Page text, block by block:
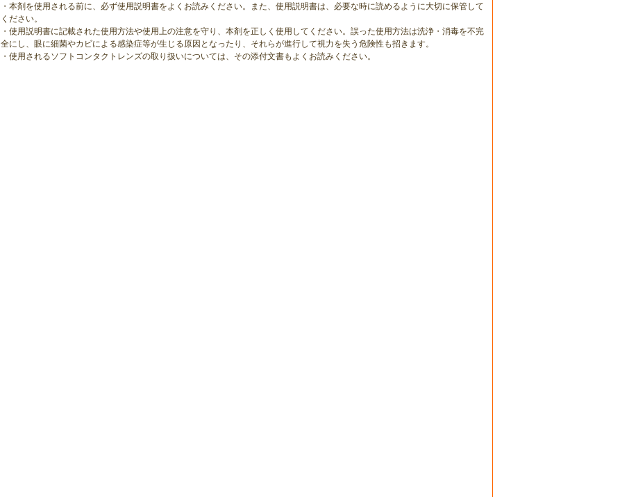
・本剤を使用される前に、必ず使用説明書をよくお読みください。また、使用説明書は、必要な時に読めるように大切に保管して
ください。
・使用説明書に記載された使用方法や使用上の注意を守り、本剤を正しく使用してください。誤った使用方法は洗浄・消毒を不完
全にし、眼に細菌やカビによる感染症等が生じる原因となったり、それらが進行して視力を失う危険性も招きます。
・使用されるソフトコンタクトレンズの取り扱いについては、その添付文書もよくお読みください。